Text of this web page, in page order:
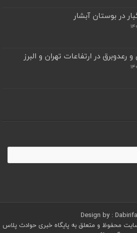
در بوستان آبشار
و رعدوبرق در ارتفاعات تهران و البرز
Design by :
محفوظ و متعلق به پایگاه خبری حوادث پلاس